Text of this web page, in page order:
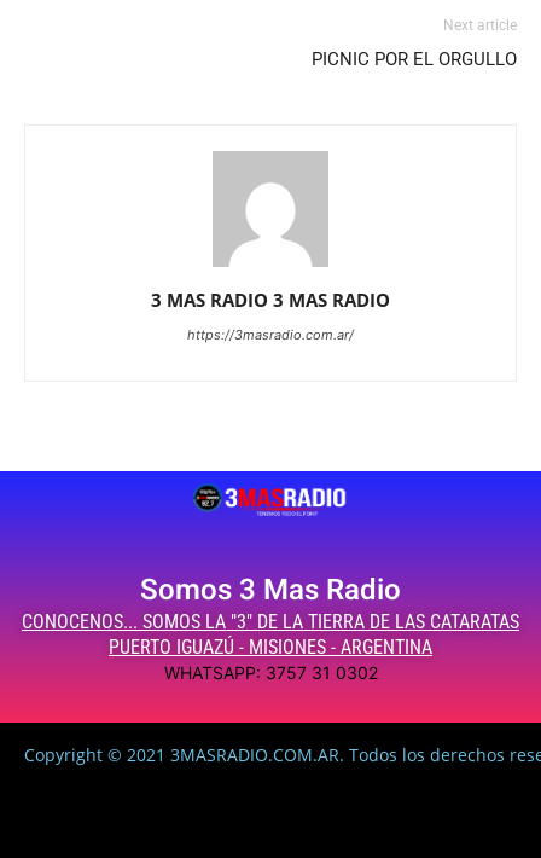
Next article
PICNIC POR EL ORGULLO
3 MAS RADIO 3 MAS RADIO
https://3masradio.com.ar/
Somos 3 Mas Radio
CONOCENOS... SOMOS LA "3" DE LA TIERRA DE LAS CATARATAS
PUERTO IGUAZÚ - MISIONES - ARGENTINA
WHATSAPP: 3757 31 0302
Copyright © 2021 3MASRADIO.COM.AR. Todos los derechos